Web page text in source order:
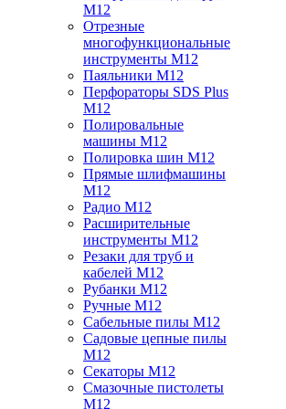
M12
Отрезные
многофункциональные
инструменты M12
Паяльники M12
Перфораторы SDS Plus
M12
Полировальные
машины M12
Полировка шин M12
Прямые шлифмашины
M12
Радио M12
Расширительные
инструменты M12
Резаки для труб и
кабелей M12
Рубанки M12
Ручные M12
Сабельные пилы M12
Садовые цепные пилы
M12
Секаторы M12
Смазочные пистолеты
M12